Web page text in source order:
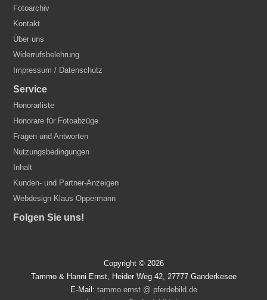
Fotoarchiv
Kontakt
Über uns
Widerrufsbelehrung
Impressum / Datenschutz
Service
Honorarliste
Honorare für Fotoabzüge
Fragen und Antworten
Nutzungsbedingungen
Inhalt
Kunden- und Partner-Anzeigen
Webdesign Klaus Oppermann
Folgen Sie uns!
Copyright © 2026
Tammo & Hanni Ernst, Heider Weg 42, 27777 Ganderkesee
E-Mail: tammo.ernst @ pferdebild.de